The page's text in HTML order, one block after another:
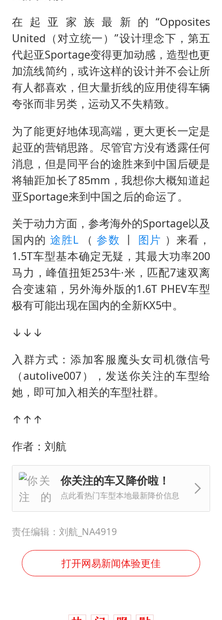
在起亚家族最新的“Opposites
United（对立统一）”设计理念下，第五
代起亚Sportage变得更加动感，造型也更
加流线简约，或许这样的设计并不会让所
有人都喜欢，但大量折线的应用使得车辆
夸张而非另类，运动又不失精致。
为了能更好地体现高端，更大更长一定是
起亚的营销思路。尽管官方没有透露任何
消息，但是同平台的途胜来到中国后硬是
将轴距加长了85mm，我想你大概知道起
亚Sportage来到中国之后的命运了。
关于动力方面，参考海外的Sportage以及
国内的 途胜L （ 参数 丨 图片 ）来看，
1.5T车型基本确定无疑，其最大功率200
马力，峰值扭矩253牛·米，匹配7速双离
合变速箱，另外海外版的1.6T PHEV车型
极有可能出现在国内的全新KX5中。
↓↓↓
入群方式：添加客服魔头女司机微信号
（autolive007），发送你关注的车型给
她，即可加入相关的车型社群。
↑↑↑
作者：刘航
你关注的车又降价啦！
点此看热门车型本地最新降价信息
责任编辑：刘航_NA4919
打开网易新闻体验更佳